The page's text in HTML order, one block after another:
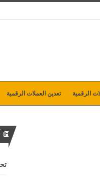
الرقمية تعدين العملات الرقمية